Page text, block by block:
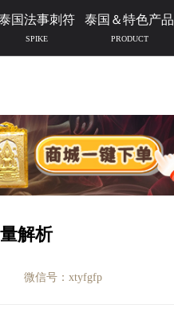
国法事刺符
SPIKE
泰国＆特色产品
PRODUCT
解析
微信号：xtyfgfp